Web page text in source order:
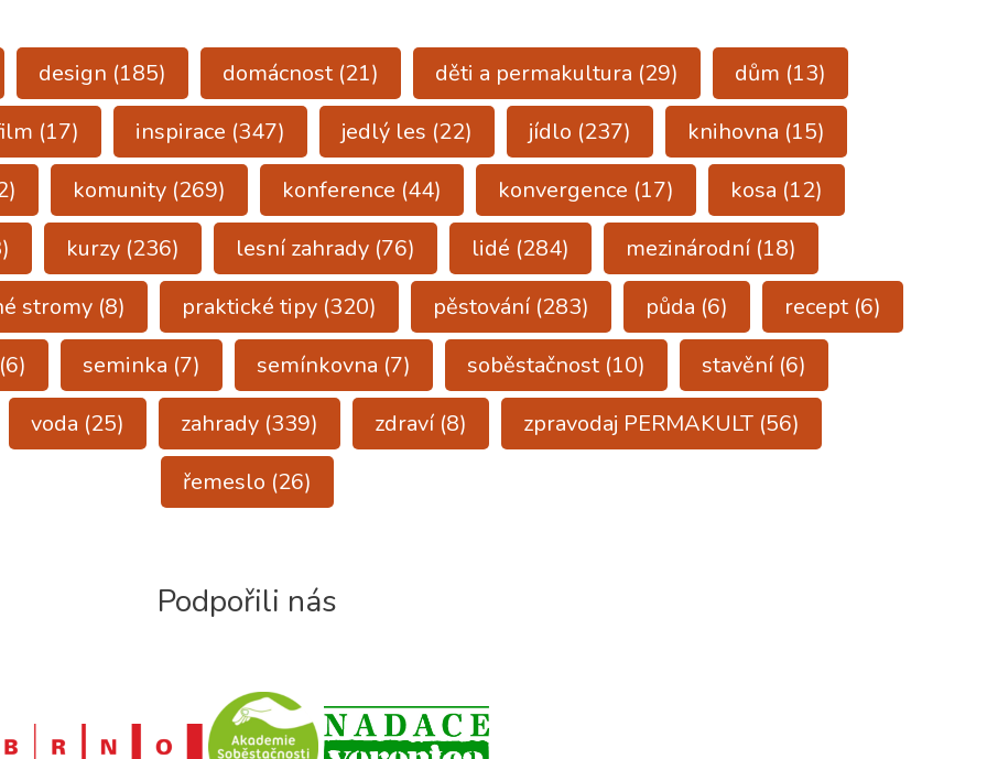
design (185) domácnost (21) děti a permakultura (29) dům (13)
(17) inspirace (347) jedlý les (22) jídlo (237) knihovna (15)
komunity(269) konference (44) konvergence (17) kosa (12)
kurzy(236) lesní zahrady(76) lidé (284) mezinárodní(18)
stromy(8) praktické tipy(320) pěstování(283) půda (6) recept(6)
seminka (7) semínkovna (7) soběstačnost(10) stavění(6)
voda (25) zahrady(339) zdraví(8) zpravodaj PERMAKULT(56)
řemeslo (26)
Podpořili nás